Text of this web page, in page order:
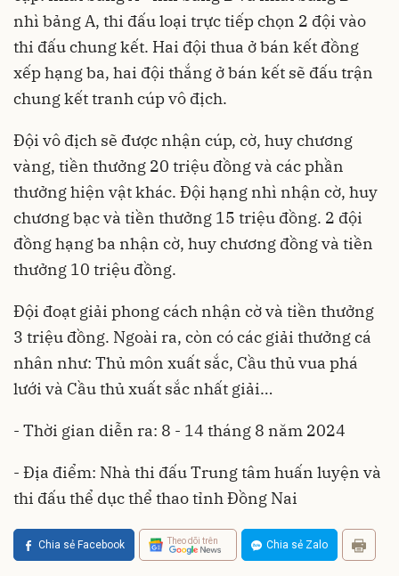
nhì bảng A, thi đấu loại trực tiếp chọn 2 đội vào
thi đấu chung kết. Hai đội thua ở bán kết đồng
xếp hạng ba, hai đội thắng ở bán kết sẽ đấu trận
chung kết tranh cúp vô địch.
Đội vô địch sẽ được nhận cúp, cờ, huy chương
vàng, tiền thưởng 20 triệu đồng và các phần
thưởng hiện vật khác. Đội hạng nhì nhận cờ, huy
chương bạc và tiền thưởng 15 triệu đồng. 2 đội
đồng hạng ba nhận cờ, huy chương đồng và tiền
thưởng 10 triệu đồng.
Đội đoạt giải phong cách nhận cờ và tiền thưởng
3 triệu đồng. Ngoài ra, còn có các giải thưởng cá
nhân như: Thủ môn xuất sắc, Cầu thủ vua phá
lưới và Cầu thủ xuất sắc nhất giải…
- Thời gian diễn ra: 8 - 14 tháng 8 năm 2024
- Địa điểm: Nhà thi đấu Trung tâm huấn luyện và
thi đấu thể dục thể thao tỉnh Đồng Nai
Chia sẻ Facebook Theo dõi trên Chia sẻ Zalo